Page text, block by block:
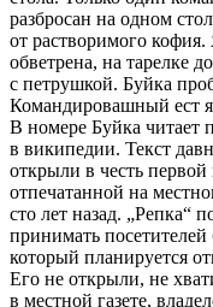
разбросан на одном
от растворимого
обветрена, на тарелке
с петрушкой. Буйка
Командировашный ест
В номере Буйка читает
в википедии. Текст
открыли в честь
отпечатанной на
сто лет назад. „Репка“
принимать посетителей
который планируется
Его не открыли, не
в местной газете,